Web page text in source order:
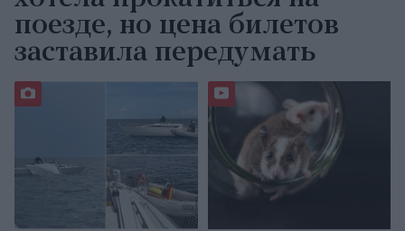
поезде, но цена билетов
заставила передумать